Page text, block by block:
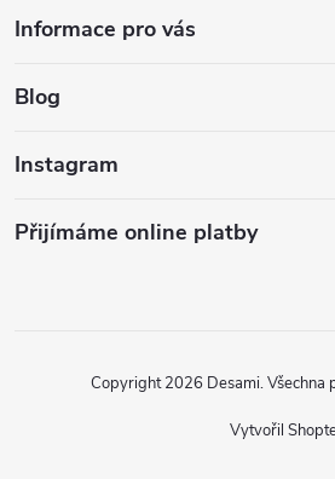
á
p
a
Informace pro vás
Blog
Instagram
Přijímáme online platby
Vytvořil
Copyright 2026 Desami. Všechna